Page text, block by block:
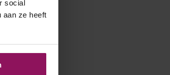
social
aan ze heeft